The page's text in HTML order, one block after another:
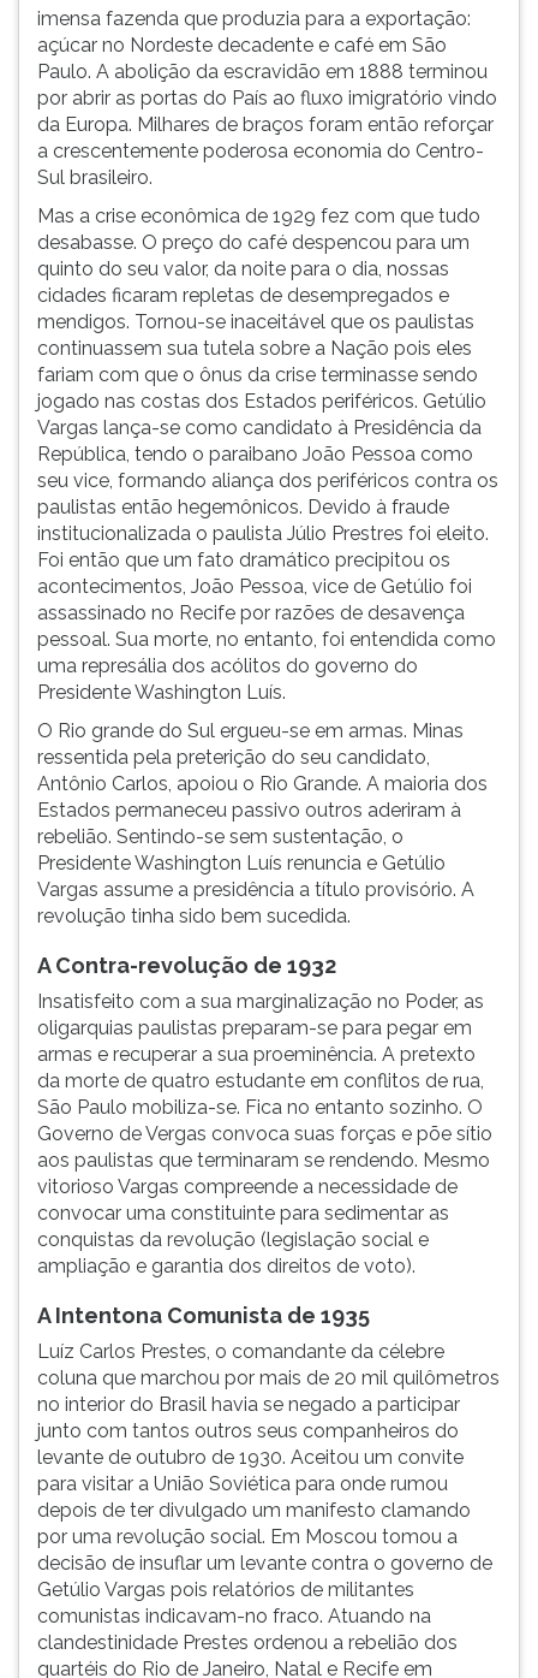
imensa fazenda que produzia para a exportação:
açúcar no Nordeste decadente e café em São
Paulo. A abolição da escravidão em 1888 terminou
por abrir as portas do País ao fluxo imigratório vindo
da Europa. Milhares de braços foram então reforçar
a crescentemente poderosa economia do Centro-
Sul brasileiro.
Mas a crise econômica de 1929 fez com que tudo
desabasse. O preço do café despencou para um
quinto do seu valor, da noite para o dia, nossas
cidades ficaram repletas de desempregados e
mendigos. Tornou-se inaceitável que os paulistas
continuassem sua tutela sobre a Nação pois eles
fariam com que o ônus da crise terminasse sendo
jogado nas costas dos Estados periféricos. Getúlio
Vargas lança-se como candidato à Presidência da
República, tendo o paraibano João Pessoa como
seu vice, formando aliança dos periféricos contra os
paulistas então hegemônicos. Devido à fraude
institucionalizada o paulista Júlio Prestres foi eleito.
Foi então que um fato dramático precipitou os
acontecimentos, João Pessoa, vice de Getúlio foi
assassinado no Recife por razões de desavença
pessoal. Sua morte, no entanto, foi entendida como
uma represália dos acólitos do governo do
Presidente Washington Luís.
O Rio grande do Sul ergueu-se em armas. Minas
ressentida pela preterição do seu candidato,
Antônio Carlos, apoiou o Rio Grande. A maioria dos
Estados permaneceu passivo outros aderiram à
rebelião. Sentindo-se sem sustentação, o
Presidente Washington Luís renuncia e Getúlio
Vargas assume a presidência a título provisório. A
revolução tinha sido bem sucedida.
A Contra-revolução de 1932
Insatisfeito com a sua marginalização no Poder, as
oligarquias paulistas preparam-se para pegar em
armas e recuperar a sua proeminência. A pretexto
da morte de quatro estudante em conflitos de rua,
São Paulo mobiliza-se. Fica no entanto sozinho. O
Governo de Vergas convoca suas forças e põe sítio
aos paulistas que terminaram se rendendo. Mesmo
vitorioso Vargas compreende a necessidade de
convocar uma constituinte para sedimentar as
conquistas da revolução (legislação social e
ampliação e garantia dos direitos de voto).
A Intentona Comunista de 1935
Luíz Carlos Prestes, o comandante da célebre
coluna que marchou por mais de 20 mil quilômetros
no interior do Brasil havia se negado a participar
junto com tantos outros seus companheiros do
levante de outubro de 1930. Aceitou um convite
para visitar a União Soviética para onde rumou
depois de ter divulgado um manifesto clamando
por uma revolução social. Em Moscou tomou a
decisão de insuflar um levante contra o governo de
Getúlio Vargas pois relatórios de militantes
comunistas indicavam-no fraco. Atuando na
clandestinidade Prestes ordenou a rebelião dos
quartéis do Rio de Janeiro, Natal e Recife em